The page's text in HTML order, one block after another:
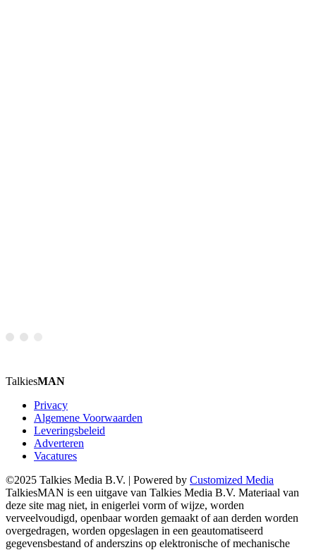
TalkiesMAN
Privacy
Algemene Voorwaarden
Leveringsbeleid
Adverteren
Vacatures
©2025 Talkies Media B.V. | Powered by Customized Media
TalkiesMAN is een uitgave van Talkies Media B.V. Materiaal van
deze site mag niet, in enigerlei vorm of wijze, worden
verveelvoudigd, openbaar worden gemaakt of aan derden worden
overgedragen, worden opgeslagen in een geautomatiseerd
gegevensbestand of anderszins op elektronische of mechanische